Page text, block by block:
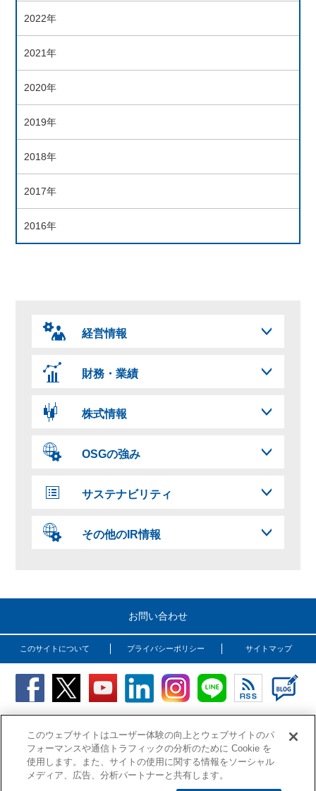
2022年
2021年
2020年
2019年
2018年
2017年
2016年
経営情報
財務・業績
株式情報
OSGの強み
サステナビリティ
その他のIR情報
お問い合わせ
このサイトについて プライバシーポリシー サイトマップ
Copyright (C) OSG Corporation. All rights reserved.
このウェブサイトはユーザー体験の向上とウェブサイトのパ
フォーマンスや通信トラフィックの分析のために Cookie を
使用します。また、サイトの使用に関する情報をソーシャル
メディア、広告、分析パートナーと共有します。